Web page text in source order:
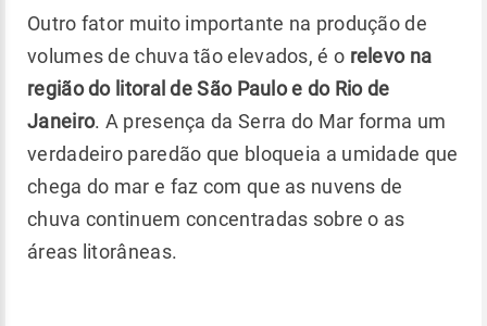
Outro fator muito importante na produção de
volumes de chuva tão elevados, é o relevo na
região do litoral de São Paulo e do Rio de
Janeiro. A presença da Serra do Mar forma um
verdadeiro paredão que bloqueia a umidade que
chega do mar e faz com que as nuvens de
chuva continuem concentradas sobre o as
áreas litorâneas.